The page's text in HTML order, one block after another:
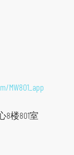
MW801_app
楼801室